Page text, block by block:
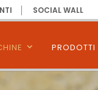
SOCIAL WALL
PRODOTTI